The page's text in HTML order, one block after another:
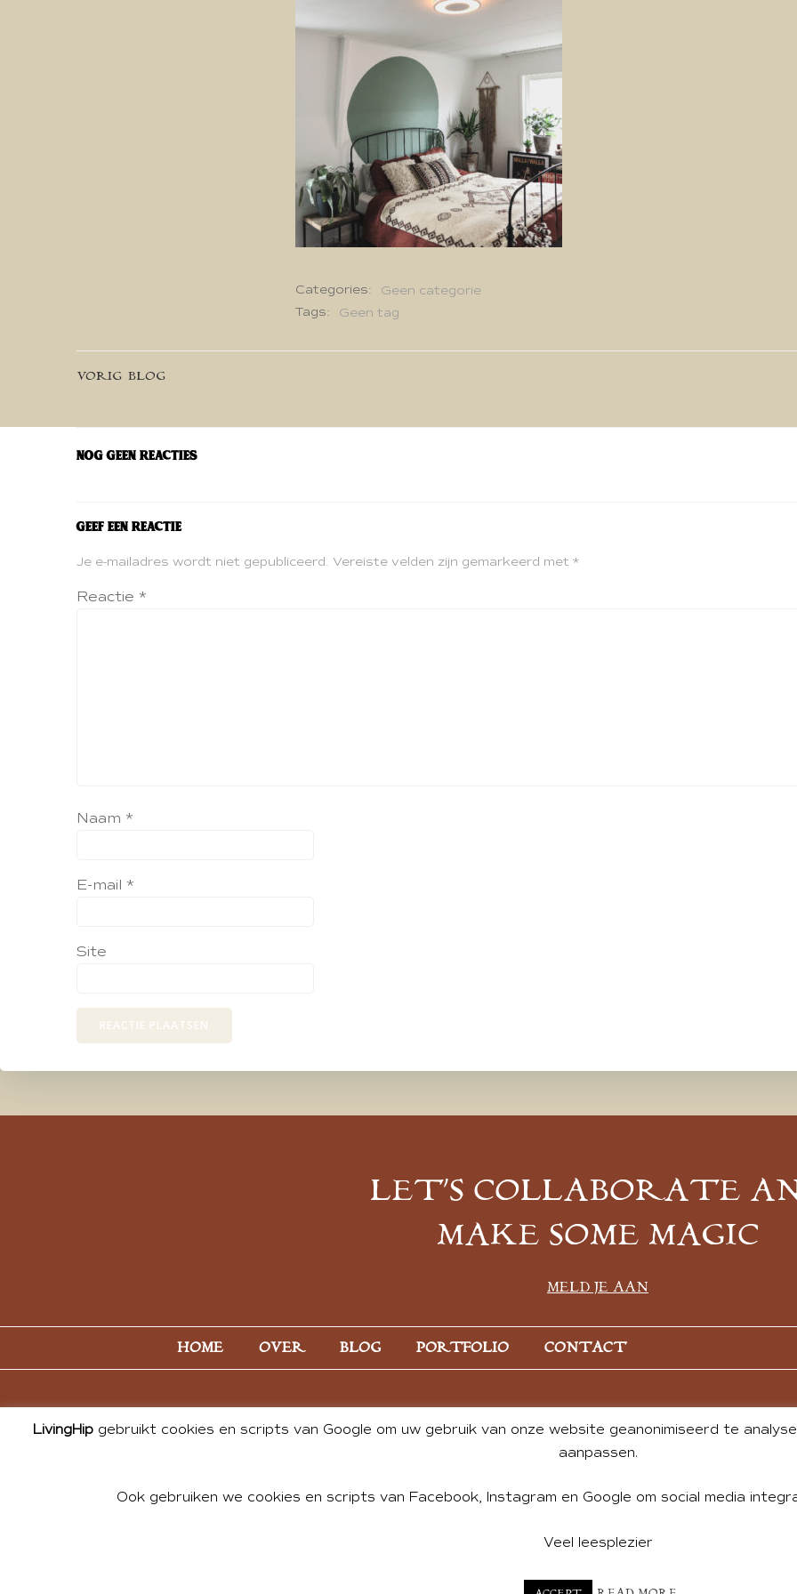
Categories:
Geen categorie
Tags:
Geen tag
Bericht
navigatie
VORIG BLOG
Nog geen reacties
Geef een reactie
Je e-mailadres wordt niet gepubliceerd. Vereiste velden zijn gemarkeerd met *
Reactie *
Naam *
E-mail *
Site
LET’S COLLABORATE
MAKE SOME MAGIC
MELD JE AAN
HOME OVER BLOG PORTFOLIO CONTACT
© 2026 ALL PHOTOS & CONTENT BY ANDREA DE GROOT. WEBSITE DESIGN BY
LivingHip gebruikt cookies en scripts van Google om uw gebruik van onze website geanonimiseerd te
aanpassen.
Ook gebruiken we cookies en scripts van Facebook, Instagram en Google om social media
Veel leesplezier